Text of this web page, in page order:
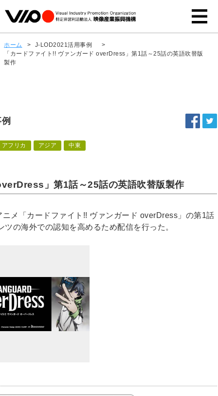
ホーム > J-LOD2021活用事例
>
「カードファイト!! ヴァンガード overDress」第1話～25話の英語吹替版
製作
アフリカ アジア 中東
」第1話～25話の英語吹替版製作
メ「カードファイト!! ヴァンガード overDress」の第1話
の海外での認知を高めるため配信を行った。